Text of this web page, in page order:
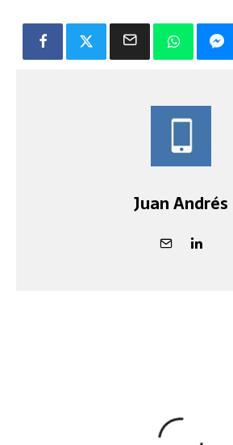
Juan Andrés